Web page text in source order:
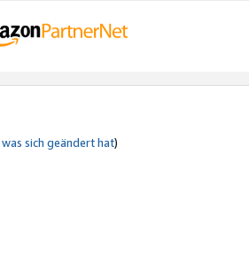
was sich geändert hat)